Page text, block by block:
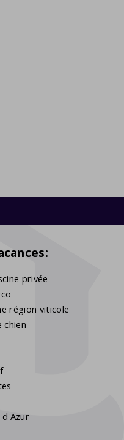
privée
région viticole
chien
d'Azur